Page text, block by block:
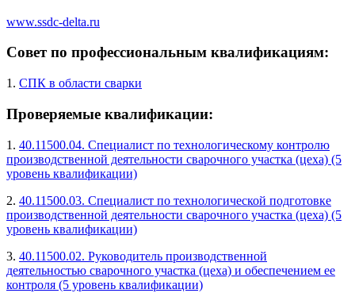
www.ssdc-delta.ru
Совет по профессиональным квалификациям:
1. СПК в области сварки
Проверяемые квалификации:
1. 40.11500.04. Специалист по технологическому контролю
производственной деятельности сварочного участка (цеха) (5
уровень квалификации)
2. 40.11500.03. Специалист по технологической подготовке
производственной деятельности сварочного участка (цеха) (5
уровень квалификации)
3. 40.11500.02. Руководитель производственной
деятельностью сварочного участка (цеха) и обеспечением ее
контроля (5 уровень квалификации)